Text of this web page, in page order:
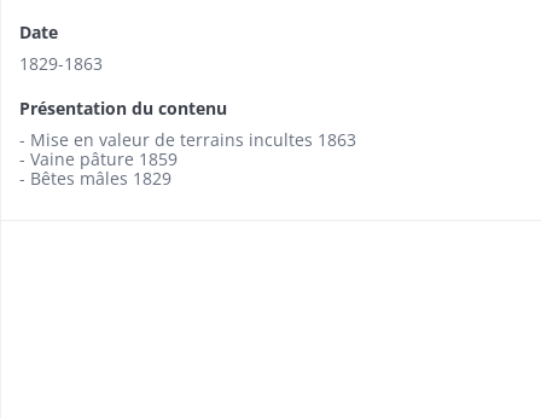
Date
1829-1863
Présentation du contenu
- Mise en valeur de terrains incultes 1863
- Vaine pâture 1859
- Bêtes mâles 1829